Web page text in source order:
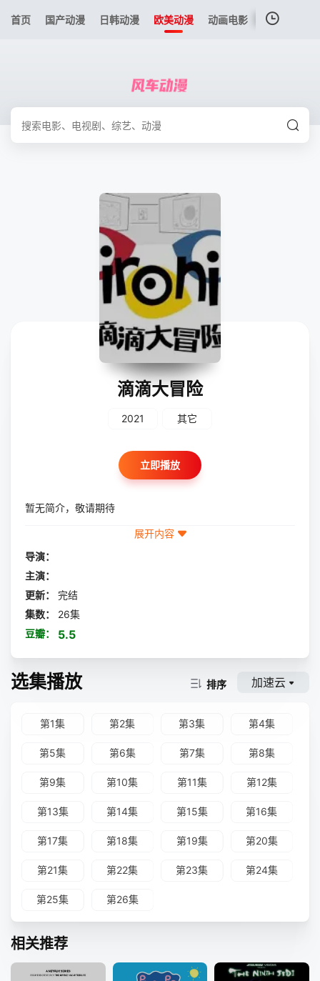
首页 国产动漫 日韩动漫 欧美动漫 动画电影 港台动漫
滴滴大冒险
2021 其它
立即播放
暂无简介，敬请期待
展开内容
导演：
主演：
更新：
完结
集数：
26集
豆瓣：
5.5
选集播放 排序 加速云
第1集 第2集 第3集 第4集
第5集 第6集 第7集 第8集
第9集 第10集 第11集 第12集
第13集 第14集 第15集 第16集
第17集 第18集 第19集 第20集
第21集 第22集 第23集 第24集
第25集 第26集
相关推荐